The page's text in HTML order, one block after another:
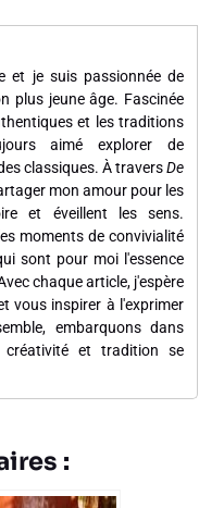
et je suis passionnée de
plus jeune âge. Fascinée
et les traditions
aimé explorer de
classiques. À traversDe
mon amour pour les
et éveillent les sens.
moments de convivialité
sont pour moi l'essence
chaque article, j'espère
vous inspirer à l'exprimer
embarquons dans
créativité et tradition se
: